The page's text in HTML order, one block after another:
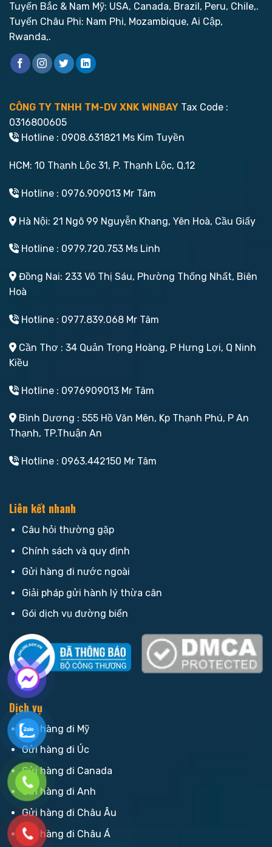
Tuyến Bắc & Nam Mỹ: USA, Canada, Brazil, Peru, Chile,.
Tuyến Châu Phi: Nam Phi, Mozambique, Ai Cập,
Rwanda,.
CÔNG TY TNHH TM-DV XNK WINBAY Tax Code :
0316800605
Hotline : 0908.631821 Ms Kim Tuyền
HCM: 10 Thạnh Lộc 31, P. Thạnh Lộc, Q.12
Hotline : 0976.909013 Mr Tâm
Hà Nội: 21 Ngõ 99 Nguyễn Khang, Yên Hoà, Cầu Giấy
Hotline : 0979.720.753 Ms Linh
Đồng Nai: 233 Võ Thị Sáu, Phường Thống Nhất, Biên
Hoà
Hotline : 0977.839.068 Mr Tâm
Cần Thơ : 34 Quản Trọng Hoàng, P Hưng Lợi, Q Ninh
Kiều
Hotline : 0976909013 Mr Tâm
Bình Dương : 555 Hồ Văn Mên, Kp Thạnh Phú, P An
Thạnh, TP.Thuận An
Hotline : 0963.442150 Mr Tâm
Liên kết nhanh
Câu hỏi thường gặp
Chính sách và quy định
Gửi hàng đi nước ngoài
Giải pháp gửi hành lý thừa cân
Gói dịch vụ đường biển
Dịch vụ
Gửi hàng đi Mỹ
Gửi hàng đi Úc
Gửi hàng đi Canada
Gửi hàng đi Anh
Gửi hàng đi Châu Âu
Gửi hàng đi Châu Á